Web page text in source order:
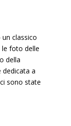
classico
foto delle
della
dedicata a
sono state